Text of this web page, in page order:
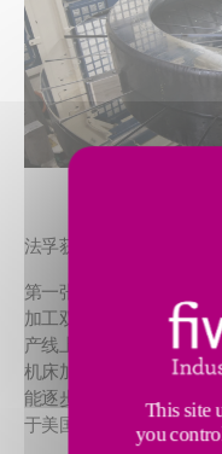
法孚获得了世界领先的轴
第一张订单是为客户设
加工双排圆锥滚珠轴承
产线上移动整台机床。
机床加工多种不同类型
能逐步增加新产品的产量
于美国的客户现场进行安
This site
you